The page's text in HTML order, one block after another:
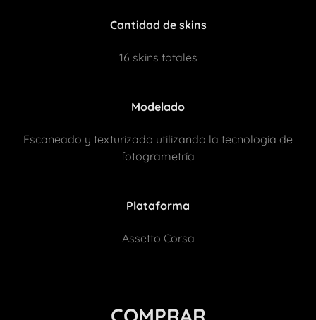
Cantidad de skins
16 skins totales
Modelado
Escaneado y texturizado utilizando la tecnología de
fotogrametría
Plataforma
Assetto Corsa